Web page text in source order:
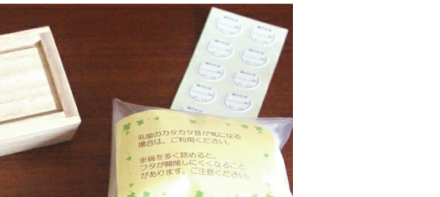
ル 男の子 女の子 手作り 国産
子 女の子 名入れ 国産 入園 入
学 卒園